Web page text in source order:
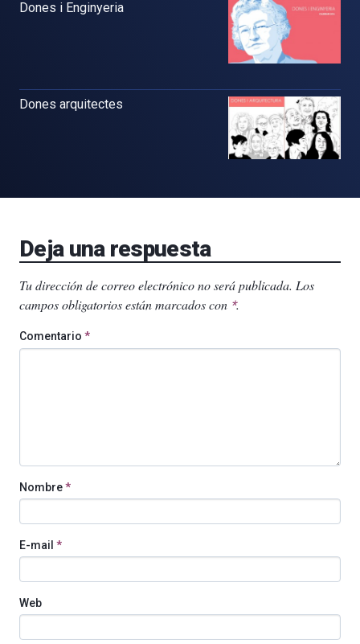
Dones i Enginyeria
Dones arquitectes
Deja una respuesta
Tu dirección de correo electrónico no será publicada. Los
campos obligatorios están marcados con *.
Comentario *
Nombre*
E-mail *
Web